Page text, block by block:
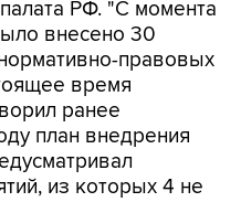
РФ. "С момента
внесено 30
правовых
время
ранее
план внедрения
из которых 4 не